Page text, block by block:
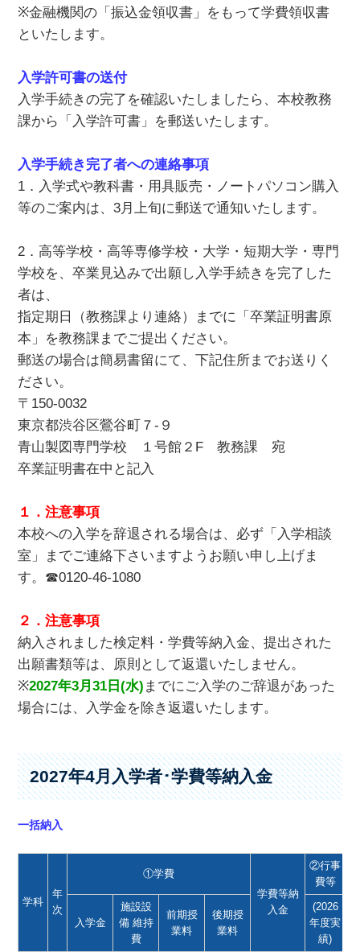
※金融機関の「振込金領収書」をもって学費領収書
といたします。
入学許可書の送付
入学手続きの完了を確認いたしましたら、本校教務
課から「入学許可書」を郵送いたします。
入学手続き完了者への連絡事項
1．入学式や教科書・用具販売・ノートパソコン購入
等のご案内は、3月上旬に郵送で通知いたします。
2．高等学校・高等専修学校・大学・短期大学・専門
学校を、卒業見込みで出願し入学手続きを完了した
者は、
指定期日（教務課より連絡）までに「卒業証明書原
本」を教務課までご提出ください。
郵送の場合は簡易書留にて、下記住所までお送りく
ださい。
〒150-0032
東京都渋谷区鶯谷町７-９
青山製図専門学校 １号館２F 教務課 宛
卒業証明書在中と記入
１．注意事項
本校への入学を辞退される場合は、必ず「入学相談
室」までご連絡下さいますようお願い申し上げま
す。☎0120-46-1080
２．注意事項
納入されました検定料・学費等納入金、提出された
出願書類等は、原則として返還いたしません。
※2027年3月31日(水) までにご入学のご辞退があった
場合には、入学金を除き返還いたします。
2027年4月入学者･学費等納入金
一括納入
学科
年
次
①学費
学費等納
入金
②行事
費等
入学金
施設設
備 維持
費
前期授
業料
後期授
業料
(2026
年度実
績)